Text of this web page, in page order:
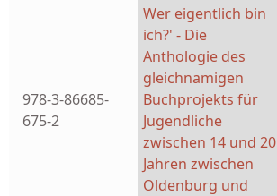
978-3-86685-
675-2
Wer eigentlich bin
ich?' - Die
Anthologie des
gleichnamigen
Buchprojekts für
Jugendliche
zwischen 14 und 20
Jahren zwischen
Oldenburg und